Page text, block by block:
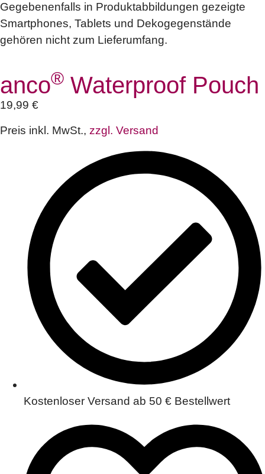
Gegebenenfalls in Produktabbildungen gezeigte
Smartphones, Tablets und Dekogegenstände
gehören nicht zum Lieferumfang.
anco® Waterproof Pouch
19,99 €
Preis inkl. MwSt., zzgl. Versand
Kostenloser Versand ab 50 € Bestellwert